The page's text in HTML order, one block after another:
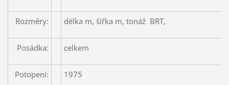
Rozměry: délka m, šířka m, tonáž BRT,
Posádka: celkem
Potopení: 1975